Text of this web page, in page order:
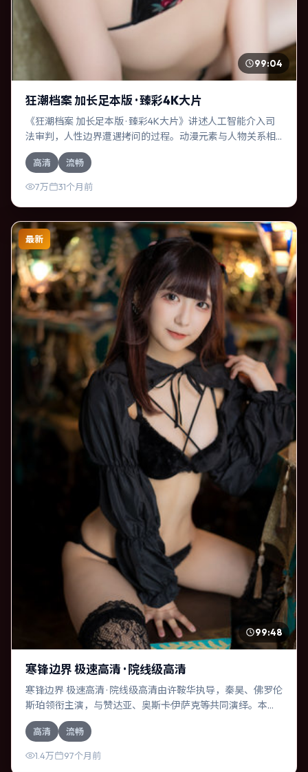
99:04
狂潮档案 加长足本版 · 臻彩4K大片
《狂潮档案 加长足本版 · 臻彩4K大片》讲述人工智能介入司
法审判，人性边界遭遇拷问的过程。动漫元素与人物关系相
互咬合，汤姆·汉克斯、刘亦菲的对手戏尤为出彩。导演陈凯
歌善于在长镜头中积蓄张力，本片亦在中国香港实地取景，
增强真实质感。
高清 流畅
7万 31个月前
最新
99:48
寒锋边界 极速高清 · 院线级高清
寒锋边界 极速高清 · 院线级高清由许鞍华执导，秦昊、佛罗伦
斯·珀领衔主演，与赞达亚、奥斯卡·伊萨克等共同演绎。本片
为冒险类型，主要班底与取景来自中国大陆。人工智能介入
司法审判，人性边界遭遇拷问。影片整体气质冷峻，节奏紧
凑，人物动机清晰，适合喜欢强情节与细腻表演的观众。
高清 流畅
1.4万 97个月前